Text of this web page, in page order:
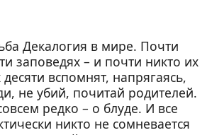
Декалогия в мире. Почти
заповедях – и почти никто их
вспомнят, напрягаясь,
не убий, почитай родителей.
редко – о блуде. И все
никто не сомневается